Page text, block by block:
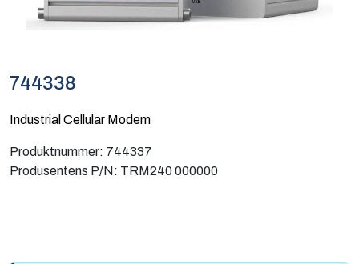
744338
Industrial Cellular Modem
Produktnummer: 744337
Produsentens P/N: TRM240 000000
Nettverk